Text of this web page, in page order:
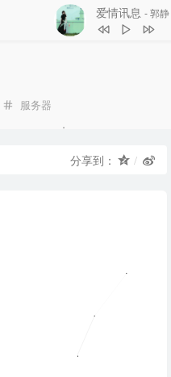
One Last Kiss
5 人生浪费指南
分
服务器
分享到：